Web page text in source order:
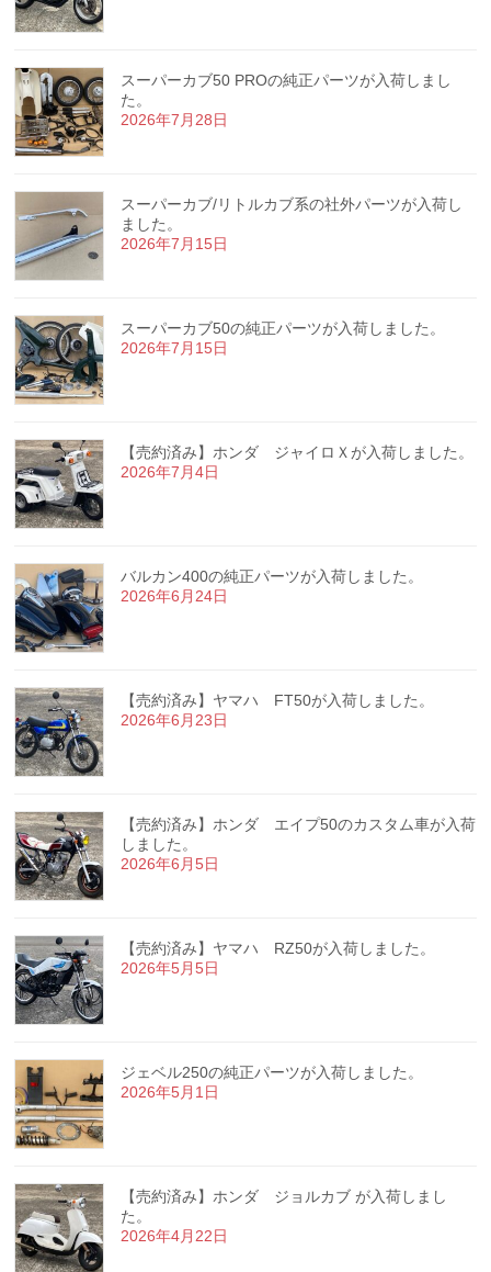
スーパーカブ50 PROの純正パーツが入荷しまし
た。
2026年7月28日
スーパーカブ/リトルカブ系の社外パーツが入荷し
ました。
2026年7月15日
スーパーカブ50の純正パーツが入荷しました。
2026年7月15日
【売約済み】ホンダ ジャイロＸが入荷しました。
2026年7月4日
バルカン400の純正パーツが入荷しました。
2026年6月24日
【売約済み】ヤマハ FT50が入荷しました。
2026年6月23日
【売約済み】ホンダ エイプ50のカスタム車が入荷
しました。
2026年6月5日
【売約済み】ヤマハ RZ50が入荷しました。
2026年5月5日
ジェベル250の純正パーツが入荷しました。
2026年5月1日
【売約済み】ホンダ ジョルカブ が入荷しまし
た。
2026年4月22日